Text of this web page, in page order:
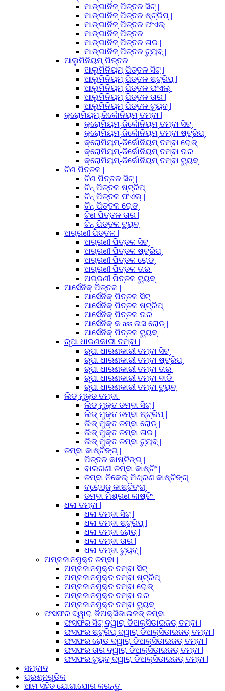
ମାଙ୍ଗାନିଜ୍ ପିତ୍ତଳ ସିଟ୍ |
ମାଙ୍ଗାନିଜ୍ ପିତ୍ତଳ ଷ୍ଟ୍ରିପ୍ |
ମାଙ୍ଗାନିଜ୍ ପିତ୍ତଳ ଫଏଲ୍ |
ମାଙ୍ଗାନିଜ୍ ପିତ୍ତଳ |
ମାଙ୍ଗାନିଜ୍ ପିତ୍ତଳ ତାର |
ମାଙ୍ଗାନିଜ୍ ପିତ୍ତଳ ଟ୍ୟୁବ୍ |
ଆଲୁମିନିୟମ୍ ପିତ୍ତଳ |
ଆଲୁମିନିୟମ୍ ପିତ୍ତଳ ସିଟ୍ |
ଆଲୁମିନିୟମ୍ ପିତ୍ତଳ ଷ୍ଟ୍ରିପ୍ |
ଆଲୁମିନିୟମ୍ ପିତ୍ତଳ ଫଏଲ୍ |
ଆଲୁମିନିୟମ୍ ପିତ୍ତଳ ତାର |
ଆଲୁମିନିୟମ୍ ପିତ୍ତଳ ଟ୍ୟୁବ୍ |
କ୍ରୋମିୟମ୍-ଜିର୍କୋନିୟମ୍ ତମ୍ବା |
କ୍ରୋମିୟମ୍-ଜିର୍କୋନିୟମ୍ ତମ୍ବା ସିଟ୍ |
କ୍ରୋମିୟମ୍-ଜିର୍କୋନିୟମ୍ ତମ୍ବା ଷ୍ଟ୍ରିପ୍ |
କ୍ରୋମିୟମ୍-ଜିର୍କୋନିୟମ୍ ତମ୍ବା ରୋଡ୍ |
କ୍ରୋମିୟମ୍-ଜିର୍କୋନିୟମ୍ ତମ୍ବା ତାର |
କ୍ରୋମିୟମ୍-ଜିର୍କୋନିୟମ୍ ତମ୍ବା ଟ୍ୟୁବ୍ |
ଟିଣ ପିତ୍ତଳ |
ଟିଣ ପିତ୍ତଳ ସିଟ୍ |
ଟିନ୍ ପିତ୍ତଳ ଷ୍ଟ୍ରିପ୍ |
ଟିନ୍ ପିତ୍ତଳ ଫଏଲ୍ |
ଟିନ୍ ପିତ୍ତଳ ରୋଡ୍ |
ଟିଣ ପିତ୍ତଳ ତାର |
ଟିନ୍ ପିତ୍ତଳ ଟ୍ୟୁବ୍ |
ଅଗ୍ରଣୀ ପିତ୍ତଳ |
ଅଗ୍ରଣୀ ପିତ୍ତଳ ସିଟ୍ |
ଅଗ୍ରଣୀ ପିତ୍ତଳ ଷ୍ଟ୍ରିପ୍ |
ଅଗ୍ରଣୀ ପିତ୍ତଳ ରୋଡ୍ |
ଅଗ୍ରଣୀ ପିତ୍ତଳ ତାର |
ଅଗ୍ରଣୀ ପିତ୍ତଳ ଟ୍ୟୁବ୍ |
ଆର୍ସେନିକ୍ ପିତ୍ତଳ |
ଆର୍ସେନିକ୍ ପିତ୍ତଳ ସିଟ୍ |
ଆର୍ସେନିକ୍ ପିତ୍ତଳ ଷ୍ଟ୍ରିପ୍ |
ଆର୍ସେନିକ୍ ପିତ୍ତଳ ତାର |
ଆର୍ସେନିକ୍ କ ass ଳାସ ରୋଡ୍ |
ଆର୍ସେନିକ୍ ପିତ୍ତଳ ଟ୍ୟୁବ୍ |
ରୂପା ଧାରଣକାରୀ ତମ୍ବା |
ରୂପା ଧାରଣକାରୀ ତମ୍ବା ସିଟ୍ |
ରୂପା ଧାରଣକାରୀ ତମ୍ବା ଷ୍ଟ୍ରିପ୍ |
ରୂପା ଧାରଣକାରୀ ତମ୍ବା ତାର |
ରୂପା ଧାରଣକାରୀ ତମ୍ବା ବାଡି |
ରୂପା ଧାରଣକାରୀ ତମ୍ବା ଟ୍ୟୁବ୍ |
ଲିଡ୍ ମୁକ୍ତ ତମ୍ବା |
ଲିଡ୍ ମୁକ୍ତ ତମ୍ବା ସିଟ୍ |
ଲିଡ୍ ମୁକ୍ତ ତମ୍ବା ଷ୍ଟ୍ରିପ୍ |
ଲିଡ୍ ମୁକ୍ତ ତମ୍ବା ରୋଡ୍ |
ଲିଡ୍ ମୁକ୍ତ ତମ୍ବା ତାର |
ଲିଡ୍ ମୁକ୍ତ ତମ୍ବା ଟ୍ୟୁବ୍ |
ତମ୍ବା କାଷ୍ଟିଙ୍ଗ୍ |
ପିତ୍ତଳ କାଷ୍ଟିଙ୍ଗ୍ |
ବାଇଗଣୀ ତମ୍ବା କାଷ୍ଟିଂ |
ତମ୍ବା ନିକେଲ୍ ମିଶ୍ରଣ କାଷ୍ଟିଙ୍ଗ୍ |
ବ୍ରୋଞ୍ଜ୍ କାଷ୍ଟିଙ୍ଗ୍ |
ତମ୍ବା ମିଶ୍ରଣ କାଷ୍ଟିଂ |
ଧଳା ତମ୍ବା |
ଧଳା ତମ୍ବା ସିଟ୍ |
ଧଳା ତମ୍ବା ଷ୍ଟ୍ରିପ୍ |
ଧଳା ତମ୍ବା ରୋଡ୍ |
ଧଳା ତମ୍ବା ତାର |
ଧଳା ତମ୍ବା ଟ୍ୟୁବ୍ |
ଅମ୍ଳଜାନମୁକ୍ତ ତମ୍ବା |
ଅମ୍ଳଜାନମୁକ୍ତ ତମ୍ବା ସିଟ୍ |
ଅମ୍ଳଜାନମୁକ୍ତ ତମ୍ବା ଷ୍ଟ୍ରିପ୍ |
ଅମ୍ଳଜାନମୁକ୍ତ ତମ୍ବା ରୋଡ୍ |
ଅମ୍ଳଜାନମୁକ୍ତ ତମ୍ବା ତାର |
ଅମ୍ଳଜାନମୁକ୍ତ ତମ୍ବା ଟ୍ୟୁବ୍ |
ଫସଫର ଦ୍ୱାରା ଡିଅକ୍ସିଡାଇଜଡ୍ ତମ୍ବା |
ଫସଫର ସିଟ୍ ଦ୍ୱାରା ଡିଅକ୍ସିଡାଇଜଡ୍ ତମ୍ବା |
ଫସଫର ଷ୍ଟ୍ରିପ୍ ଦ୍ୱାରା ଡିଅକ୍ସିଡାଇଜଡ୍ ତମ୍ବା |
ଫସଫର ରୋଡ ଦ୍ୱାରା ଡିଅକ୍ସିଡାଇଜଡ୍ ତମ୍ବା |
ଫସଫର ତାର ଦ୍ୱାରା ଡିଅକ୍ସିଡାଇଜଡ୍ ତମ୍ବା |
ଫସଫର ଟ୍ୟୁବ୍ ଦ୍ୱାରା ଡିଅକ୍ସିଡାଇଜଡ୍ ତମ୍ବା |
ସମ୍ବାଦ
ପ୍ରଶ୍ନଗୁଡିକ
ଆମ ସହିତ ଯୋଗାଯୋଗ କରନ୍ତୁ |